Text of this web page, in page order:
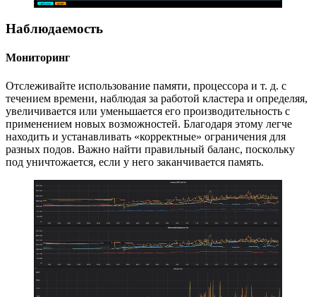
Наблюдаемость
Мониторинг
Отслеживайте использование памяти, процессора и т. д. с
течением времени, наблюдая за работой кластера и определяя,
увеличивается или уменьшается его производительность с
применением новых возможностей. Благодаря этому легче
находить и устанавливать «корректные» ограничения для
разных подов. Важно найти правильный баланс, поскольку
под уничтожается, если у него заканчивается память.